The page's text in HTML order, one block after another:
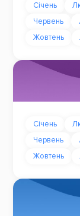
Січень
Червень
Жовтень
Січень
Червень
Жовтень